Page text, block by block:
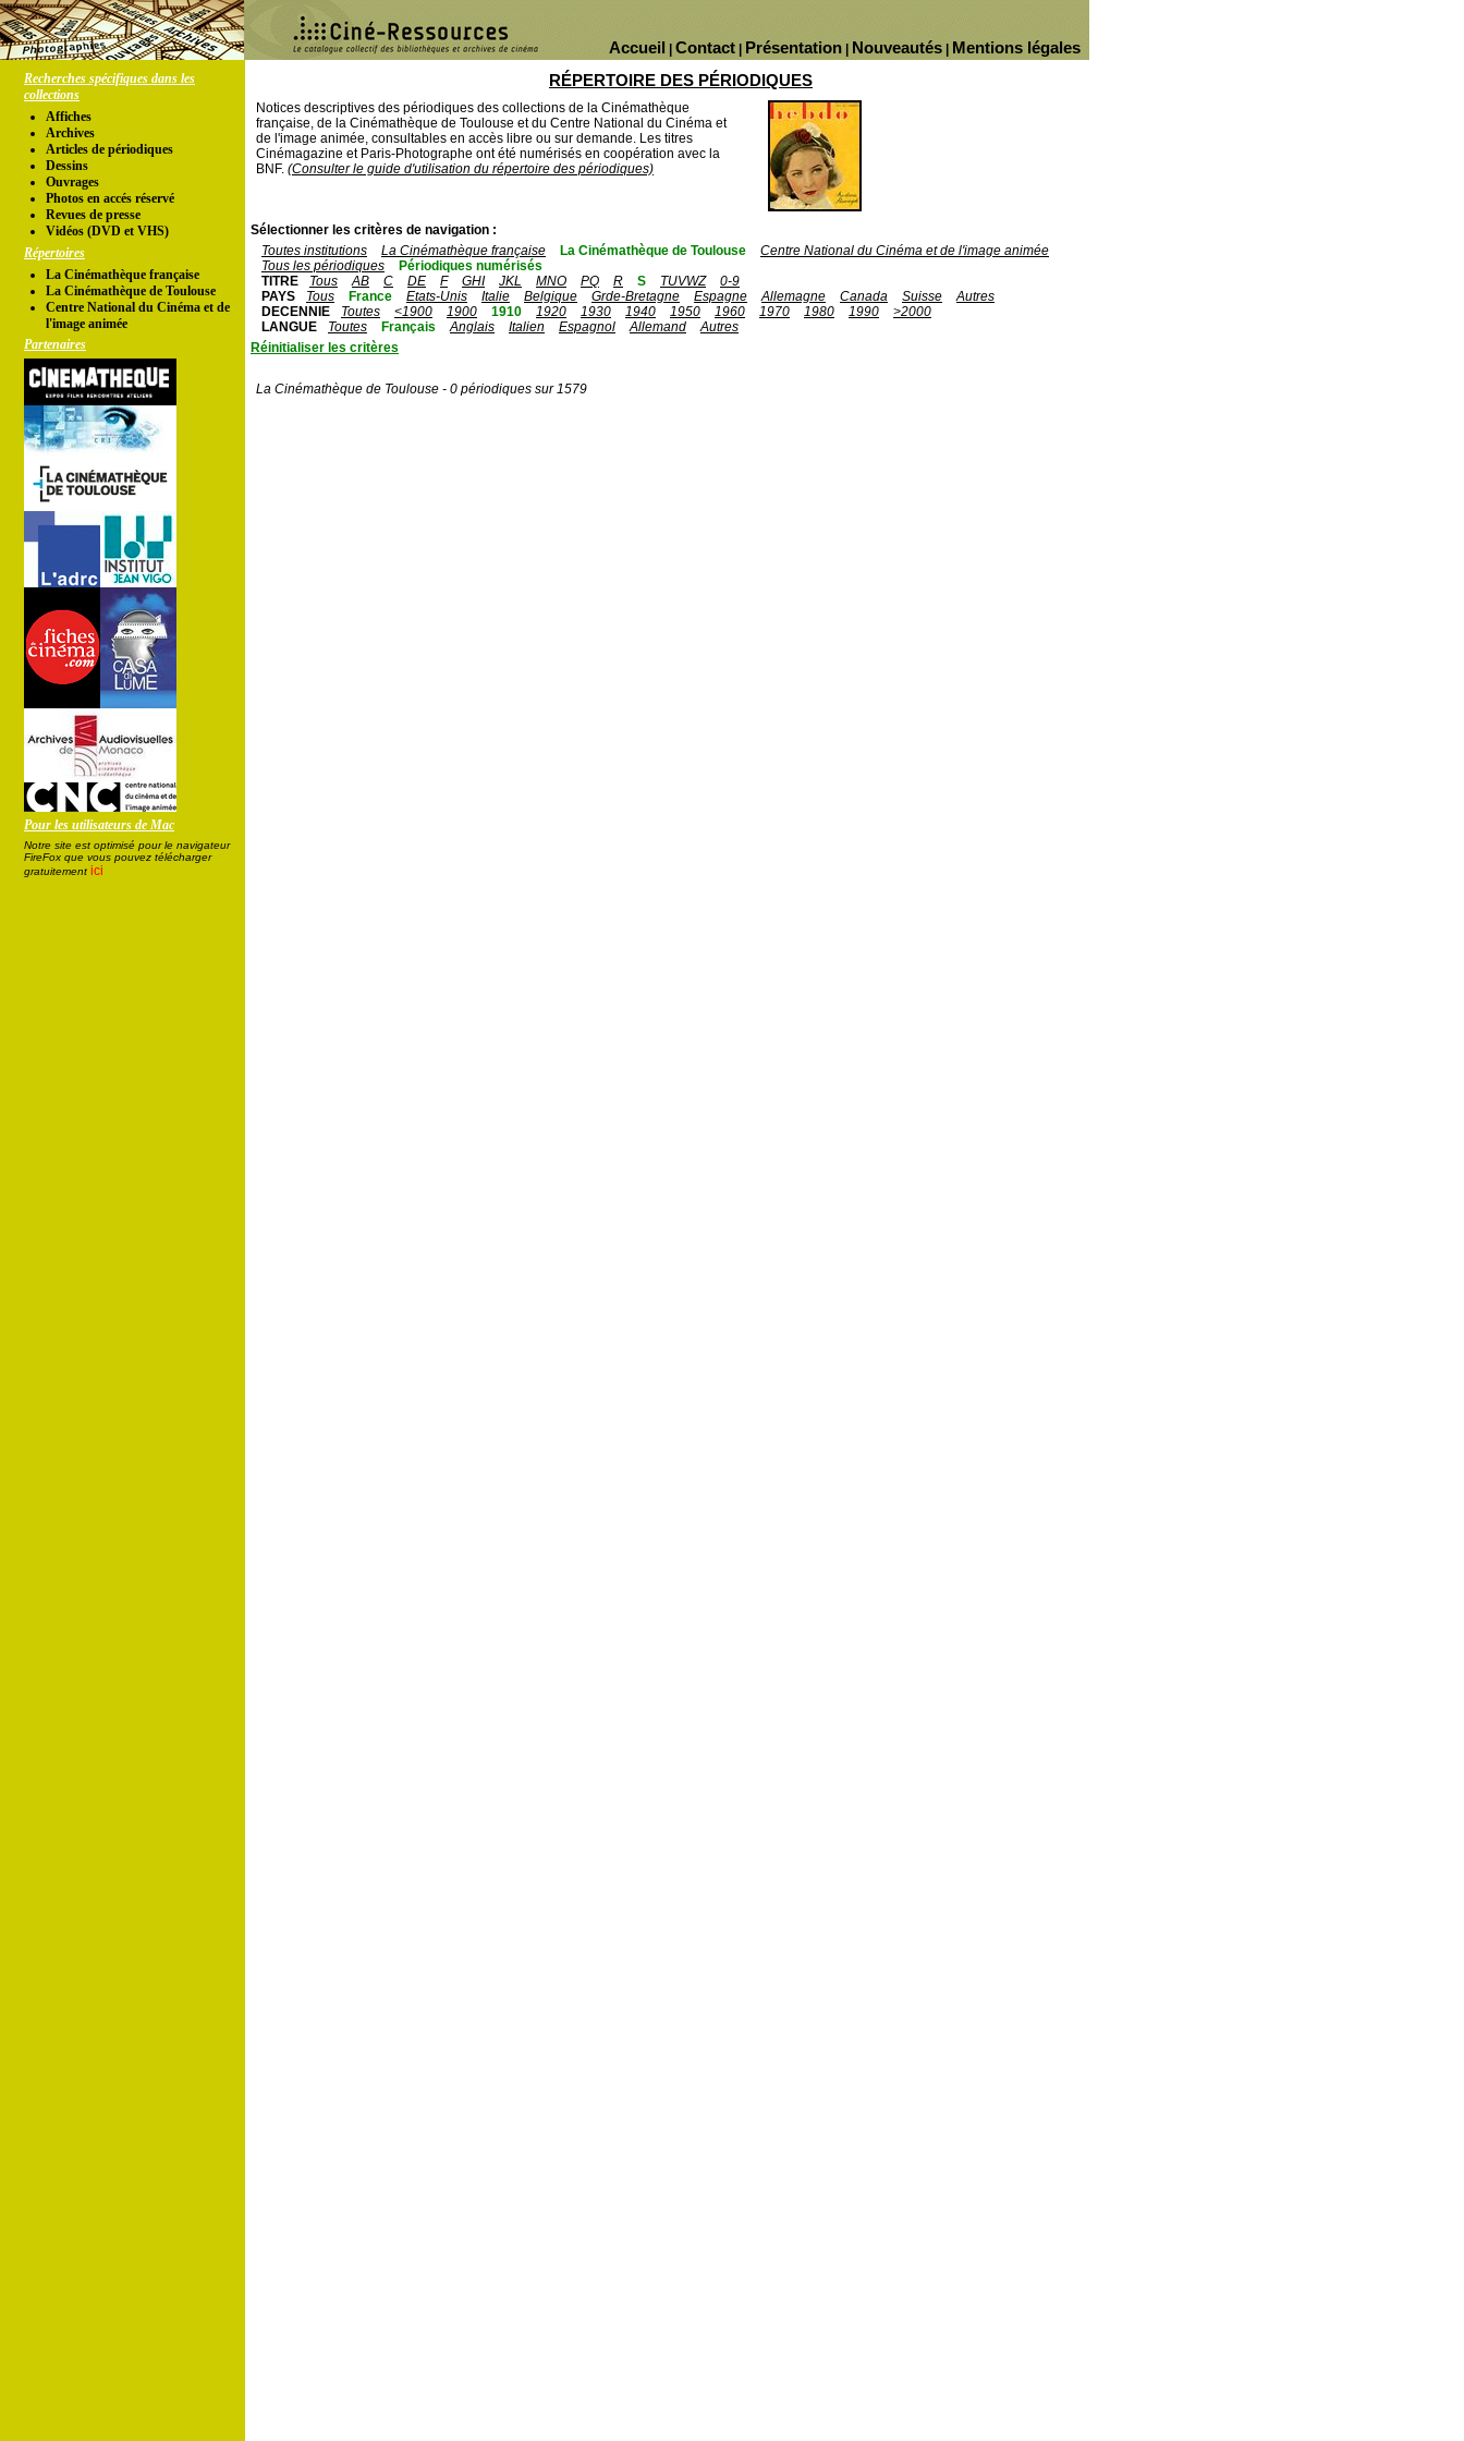
Mentions légales
Nouveautés
Présentation
Contact
Accueil
Recherches spécifiques dans les
collections
Affiches
Archives
Articles de périodiques
Dessins
Ouvrages
Photos en accés réservé
Revues de presse
Vidéos (DVD et VHS)
Répertoires
La Cinémathèque française
La Cinémathèque de Toulouse
Centre National du Cinéma et de
l'image animée
Partenaires
Pour les utilisateurs de Mac
Notre site est optimisé pour le navigateur
FireFox que vous pouvez télécharger
gratuitement ici
RÉPERTOIRE DES PÉRIODIQUES
Notices descriptives des périodiques des collections de la Cinémathèque
française, de la Cinémathèque de Toulouse et du Centre National du Cinéma et
de l'image animée, consultables en accès libre ou sur demande. Les titres
Cinémagazine et Paris-Photographe ont été numérisés en coopération avec la
BNF. (Consulter le guide d'utilisation du répertoire des périodiques)
Sélectionner les critères de navigation :
Toutes institutions
La Cinémathèque française La Cinémathèque de Toulouse
Centre National du Cinéma et de l'image animée
Tous les périodiques
Périodiques numérisés
TITRE
Tous AB C DE F GHI JKL MNO PQ R S TUVWZ
0-9
PAYS
Tous France Etats-Unis Italie Belgique Grde-Bretagne Espagne Allemagne Canada Suisse
Autres
DECENNIE
Toutes <1900 1900 1910 1920 1930 1940 1950 1960 1970 1980 1990
>2000
LANGUE
Toutes Français Anglais Italien Espagnol Allemand
Autres
Réinitialiser les critères
La Cinémathèque de Toulouse - 0 périodiques sur 1579